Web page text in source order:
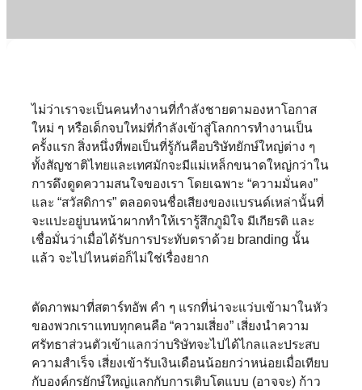
ไม่ว่าเราจะเป็นคนทำงานที่กำลังชายตามองหาโอกาส
ใหม่ ๆ หรือเด็กจบใหม่ที่กำลังเข้าสู่โลกการทำงานเป็น
ครั้งแรก สิ่งหนึ่งที่พอเป็นที่รู้กันคือบริษัทยักษ์ใหญ่ต่าง ๆ
ทั้งสัญชาติไทยและเทศมักจะมีแม่เหล็กขนาดใหญ่กว่าใน
การดึงดูดความสนใจของเรา โดยเฉพาะ “ความมั่นคง”
และ “สวัสดิการ” ตลอดจนชื่อเสียงของแบรนด์เหล่านั้นที่
จะแปะอยู่บนหน้าผากทำให้เรารู้สึกภูมิใจ มีเกียรติ และ
เชื่อมั่นว่าเมื่อได้รับการประทับตราด้วย branding นั้น
แล้ว จะไปไหนต่อก็ไม่ใช่เรื่องยาก
ตัดภาพมาที่สตาร์ทอัพ คำ ๆ แรกที่น่าจะแว่บเข้ามาในหัว
ของพวกเราแทบทุกคนคือ “ความเสี่ยง” เสี่ยงนำความ
ศรัทธาส่วนตัวเข้าแลกว่าบริษัทจะไปได้ไกลและประสบ
ความสำเร็จ เสี่ยงเข้ารับเงินเดือนน้อยกว่าหน่อยเมื่อเทียบ
กับองค์กรยักษ์ใหญ่แลกกับการเติบโตแบบ (อาจจะ) ก้าว